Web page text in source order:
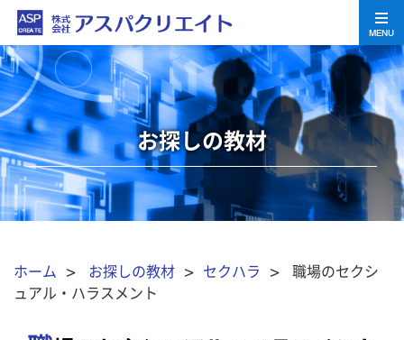
MENU
お探しの教材
ホーム > お探しの教材 > セクハラ
> 職場のセクシ
ュアル・ハラスメント